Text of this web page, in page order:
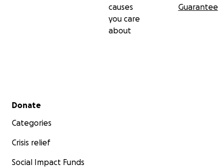
causes
you care
about
Guarantee
Secondary menu
Donate
Categories
Crisis relief
Social Impact Funds